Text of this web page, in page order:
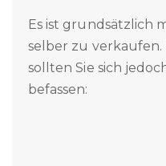
Immobilie
Es ist grundsätzlich
selber zu verkaufen.